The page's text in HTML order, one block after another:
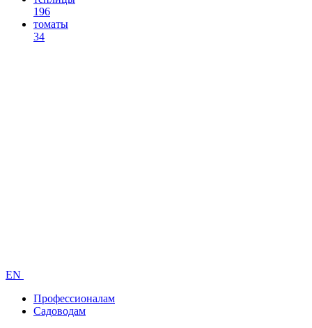
196
томаты
34
EN
Профессионалам
Садоводам